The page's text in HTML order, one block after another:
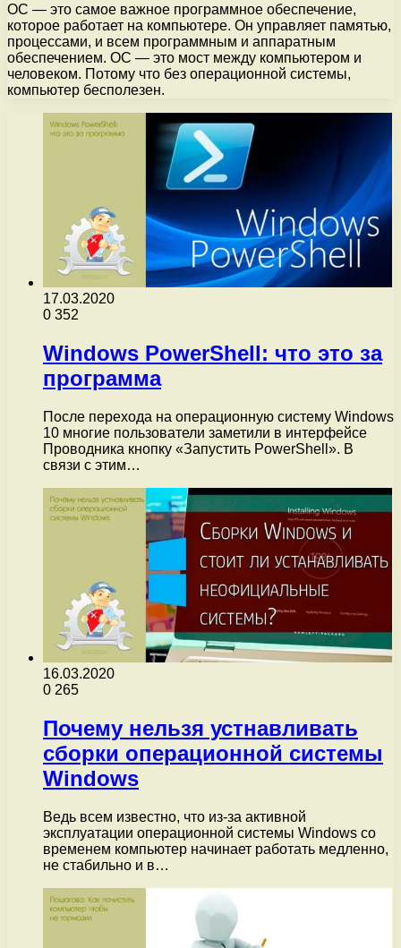
ОС — это самое важное программное обеспечение,
которое работает на компьютере. Он управляет памятью,
процессами, и всем программным и аппаратным
обеспечением. ОС — это мост между компьютером и
человеком. Потому что без операционной системы,
компьютер бесполезен.
17.03.2020
0 352
Windows PowerShell: что это за
программа
После перехода на операционную систему Windows
10 многие пользователи заметили в интерфейсе
Проводника кнопку «Запустить PowerShell». В
связи с этим…
16.03.2020
0 265
Почему нельзя устнавливать
сборки операционной системы
Windows
Ведь всем известно, что из-за активной
эксплуатации операционной системы Windows со
временем компьютер начинает работать медленно,
не стабильно и в…